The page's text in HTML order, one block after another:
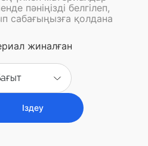
пәніңізді белгілеп,
сабағыңызға қолдана
жиналған
Іздеу